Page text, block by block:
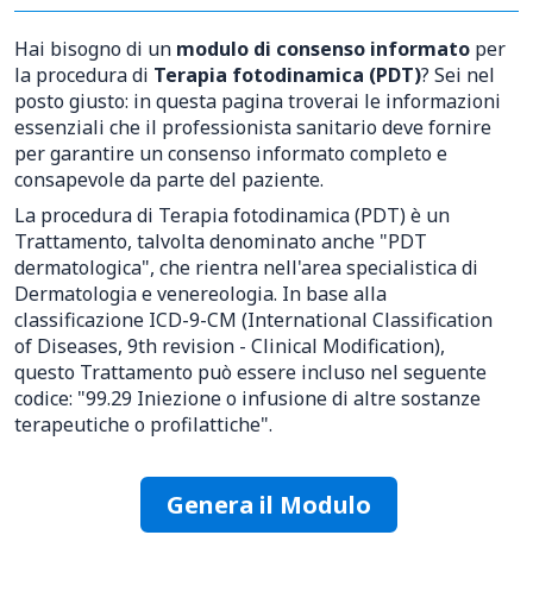
Hai bisogno di un modulo di consenso informato per
la procedura di Terapia fotodinamica (PDT)? Sei nel
posto giusto: in questa pagina troverai le informazioni
essenziali che il professionista sanitario deve fornire
per garantire un consenso informato completo e
consapevole da parte del paziente.
La procedura di Terapia fotodinamica (PDT) è un
Trattamento, talvolta denominato anche "PDT
dermatologica", che rientra nell'area specialistica di
Dermatologia e venereologia. In base alla
classificazione ICD-9-CM (International Classification
of Diseases, 9th revision - Clinical Modification),
questo Trattamento può essere incluso nel seguente
codice: "99.29 Iniezione o infusione di altre sostanze
terapeutiche o profilattiche".
Genera il Modulo